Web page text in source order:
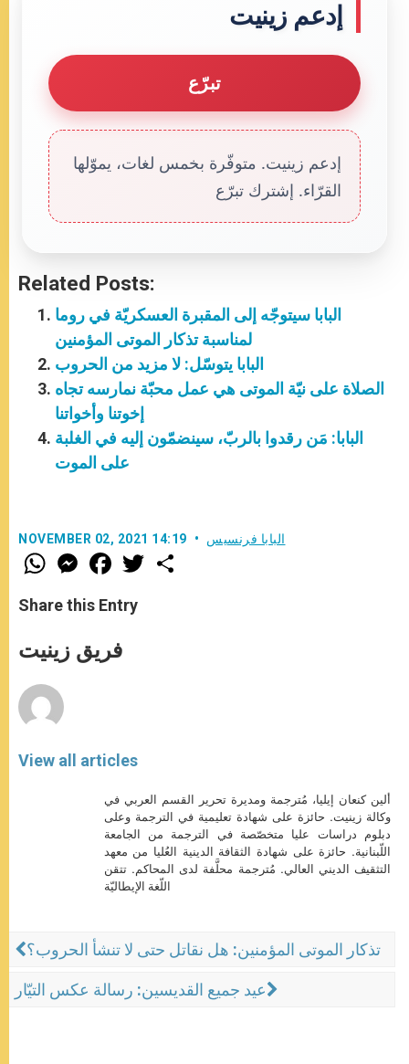
إدعم زينيت
تبرّع
إدعم زينيت. متوفّرة بخمس لغات، يموّلها
القرّاء. إشترك تبرّع
Related Posts:
البابا سيتوجّه إلى المقبرة العسكريّة في روما
لمناسبة تذكار الموتى المؤمنين
البابا يتوسّل: لا مزيد من الحروب
الصلاة على نيّة الموتى هي عمل محبّة نمارسه تجاه
إخوتنا وأخواتنا
البابا: مَن رقدوا بالربّ، سينضمّون إليه في الغلبة
على الموت
NOVEMBER 02, 2021 14:19 البابا فرنسيس
W
h
t
s
p
p
M
e
s
e
g
e
F
a
e
b
o
k
w
Share this Entry
فريق زينيت
View all articles
ألين كنعان إيليا، مُترجمة ومديرة تحرير القسم العربي في
وكالة زينيت. حائزة على شهادة تعليمية في الترجمة وعلى
دبلوم دراسات عليا متخصّصة في الترجمة من الجامعة
اللّبنانية. حائزة على شهادة الثقافة الدينية العُليا من معهد
التثقيف الديني العالي. مُترجمة محلَّفة لدى المحاكم. تتقن
اللّغة الإيطاليّة
تذكار الموتى المؤمنين: هل نقاتل حتى لا تنشأ الحروب؟
عيد جميع القديسين: رسالة عكس التيّار